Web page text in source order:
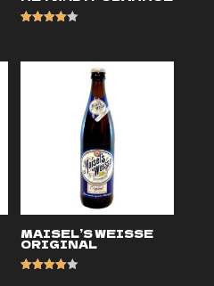
MAISEL’S WEISSE
ORIGINAL